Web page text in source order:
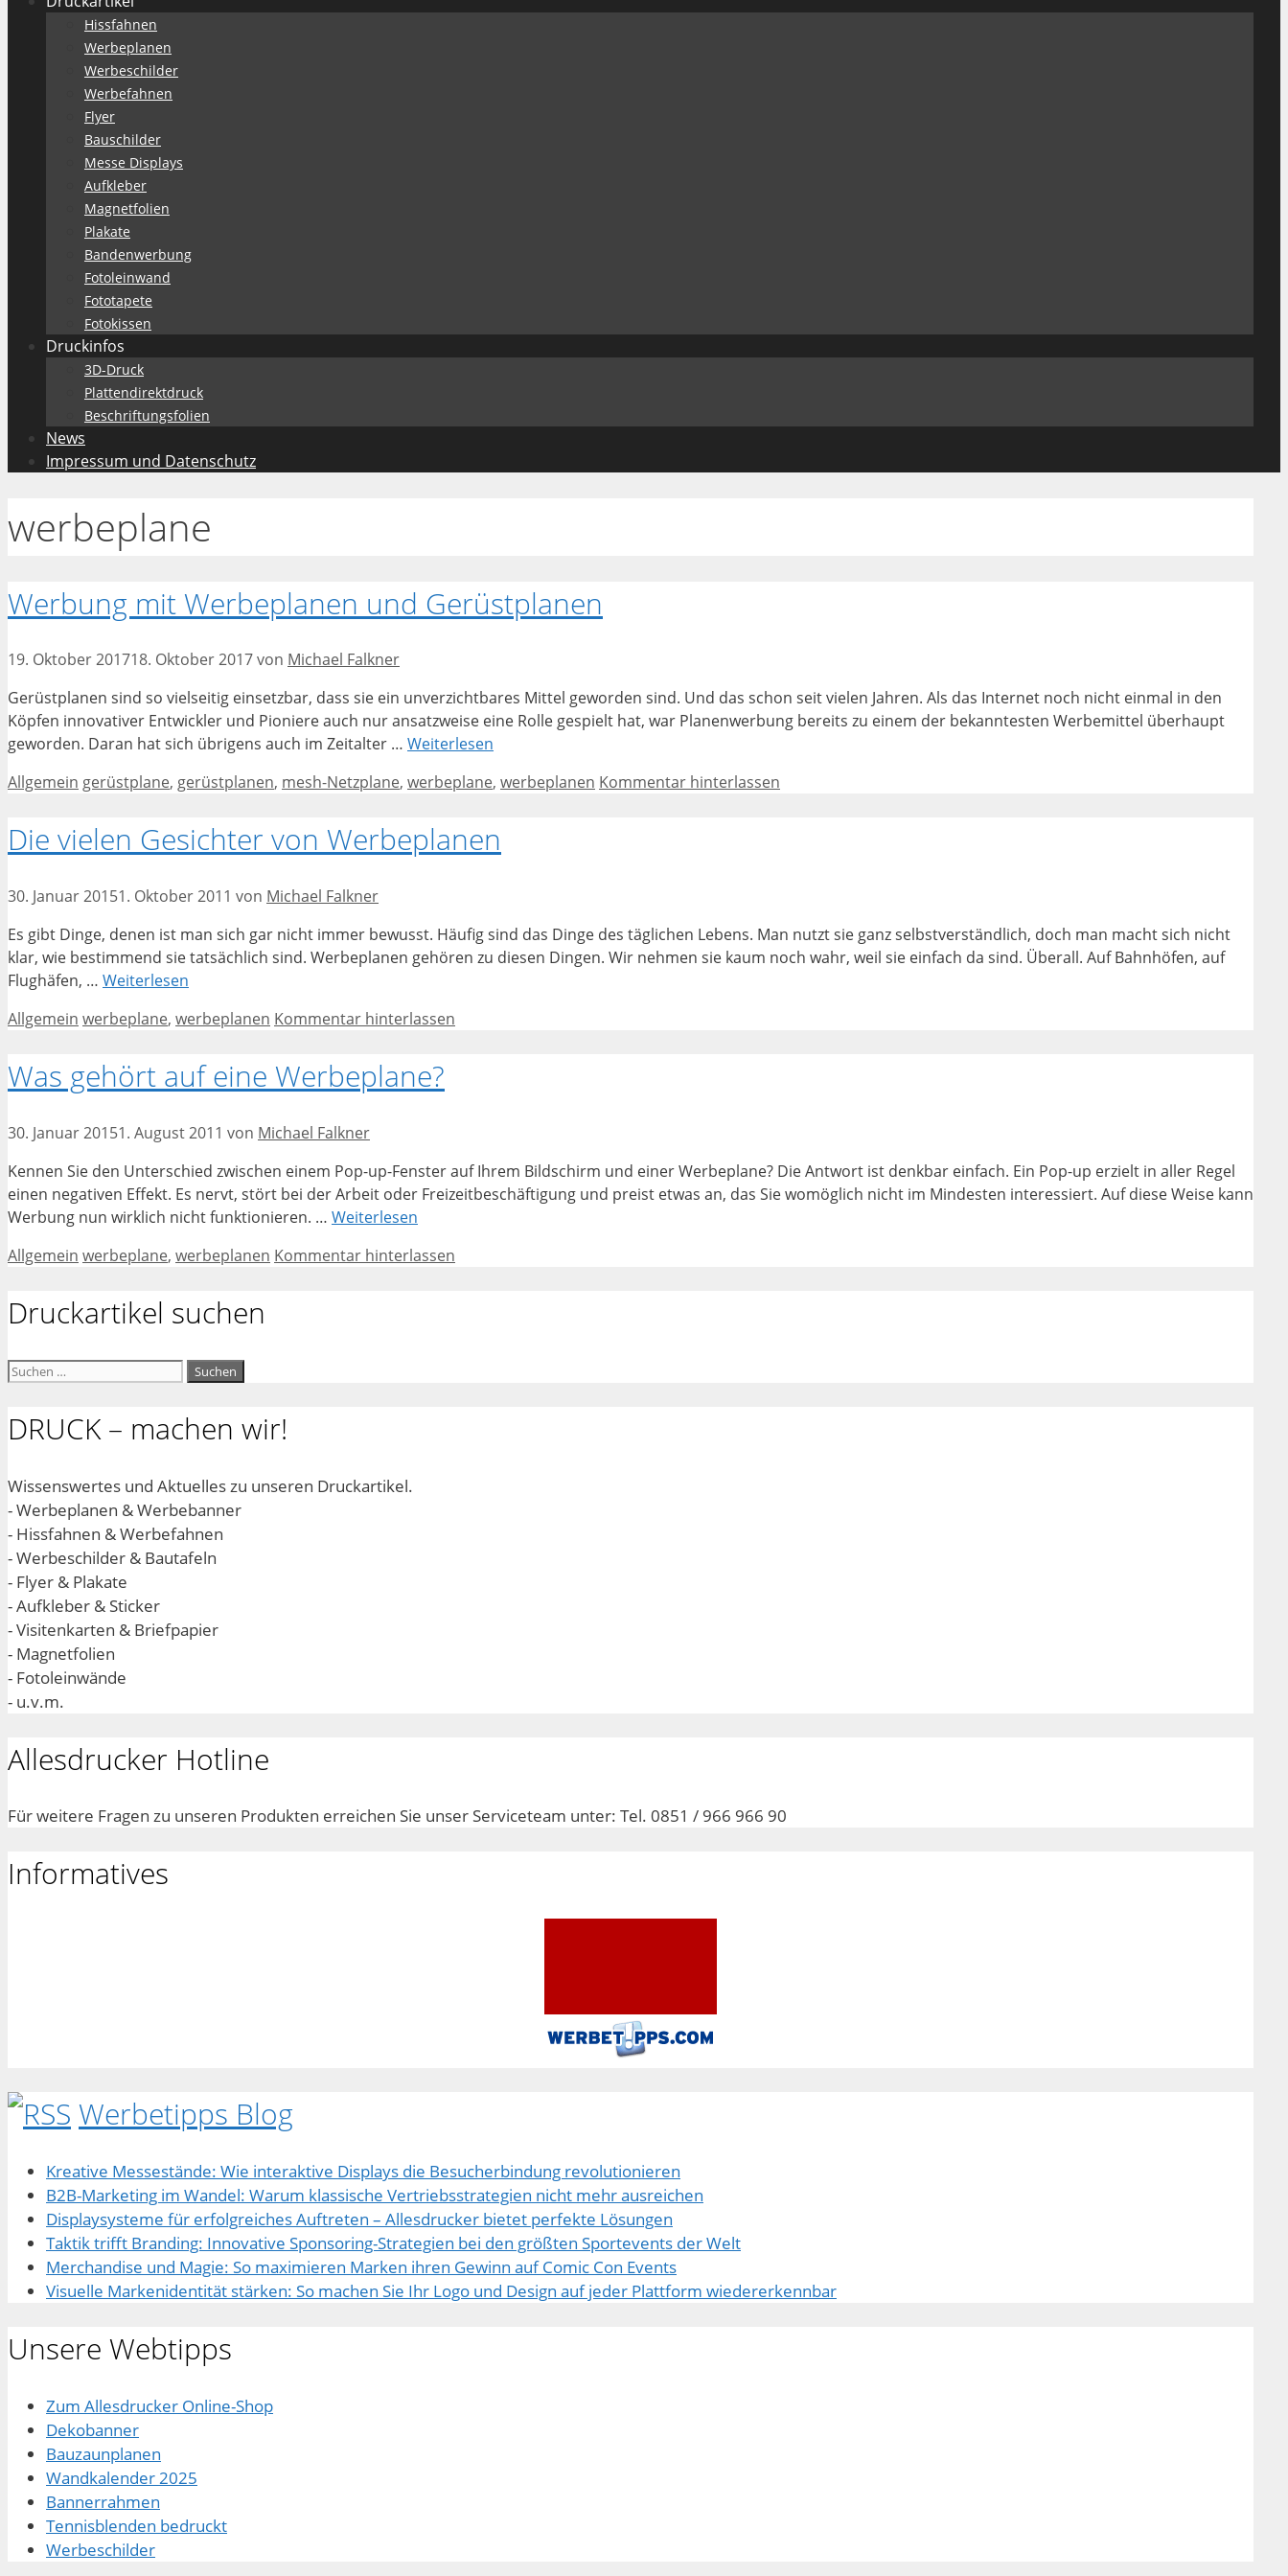
Hissfahnen
Werbeplanen
Werbeschilder
Werbefahnen
Flyer
Bauschilder
Messe Displays
Aufkleber
Magnetfolien
Plakate
Bandenwerbung
Fotoleinwand
Fototapete
Fotokissen
Druckinfos
3D-Druck
Plattendirektdruck
Beschriftungsfolien
News
Impressum und Datenschutz
werbeplane
Werbung mit Werbeplanen und Gerüstplanen
19. Oktober 201718. Oktober 2017von Michael Falkner
Gerüstplanen sind so vielseitig einsetzbar, dass sie ein unverzichtbares Mittel geworden sind. Und das schon seit vielen Jahren. Als das Internet noch nicht einmal in den
Köpfen innovativer Entwickler und Pioniere auch nur ansatzweise eine Rolle gespielt hat, war Planenwerbung bereits zu einem der bekanntesten Werbemittel überhaupt
geworden. Daran hat sich übrigens auch im Zeitalter … Weiterlesen
Kategorien
Allgemein Schlagwörter
gerüstplane, gerüstplanen, mesh-Netzplane, werbeplane, werbeplanen Kommentar hinterlassen
Die vielen Gesichter von Werbeplanen
30. Januar 20151. Oktober 2011 von Michael Falkner
Es gibt Dinge, denen ist man sich gar nicht immer bewusst. Häufig sind das Dinge des täglichen Lebens. Man nutzt sie ganz selbstverständlich, doch man macht sich nicht
klar, wie bestimmend sie tatsächlich sind. Werbeplanen gehören zu diesen Dingen. Wir nehmen sie kaum noch wahr, weil sie einfach da sind. Überall. Auf Bahnhöfen, auf
Flughäfen, … Weiterlesen
Kategorien
Allgemein Schlagwörter
werbeplane, werbeplanen Kommentar hinterlassen
Was gehört auf eine Werbeplane?
30. Januar 20151. August 2011 von Michael Falkner
Kennen Sie den Unterschied zwischen einem Pop-up-Fenster auf Ihrem Bildschirm und einer Werbeplane? Die Antwort ist denkbar einfach. Ein Pop-up erzielt in aller Regel
einen negativen Effekt. Es nervt, stört bei der Arbeit oder Freizeitbeschäftigung und preist etwas an, das Sie womöglich nicht im Mindesten interessiert. Auf diese Weise kann
Werbung nun wirklich nicht funktionieren. … Weiterlesen
Kategorien
Allgemein Schlagwörter
werbeplane, werbeplanen Kommentar hinterlassen
Druckartikel suchen
Suchen
DRUCK – machen wir!
Wissenswertes und Aktuelles zu unseren Druckartikel.
- Werbeplanen & Werbebanner
- Hissfahnen & Werbefahnen
- Werbeschilder & Bautafeln
- Flyer & Plakate
- Aufkleber & Sticker
- Visitenkarten & Briefpapier
- Magnetfolien
- Fotoleinwände
- u.v.m.
Allesdrucker Hotline
Für weitere Fragen zu unseren Produkten erreichen Sie unser Serviceteam unter: Tel. 0851 / 966 966 90
Informatives
Werbetipps Blog
Kreative Messestände: Wie interaktive Displays die Besucherbindung revolutionieren
B2B-Marketing im Wandel: Warum klassische Vertriebsstrategien nicht mehr ausreichen
Displaysysteme für erfolgreiches Auftreten – Allesdrucker bietet perfekte Lösungen
Taktik trifft Branding: Innovative Sponsoring-Strategien bei den größten Sportevents der Welt
Merchandise und Magie: So maximieren Marken ihren Gewinn auf Comic Con Events
Visuelle Markenidentität stärken: So machen Sie Ihr Logo und Design auf jeder Plattform wiedererkennbar
Unsere Webtipps
Zum Allesdrucker Online-Shop
Dekobanner
Bauzaunplanen
Wandkalender 2025
Bannerrahmen
Tennisblenden bedruckt
Werbeschilder